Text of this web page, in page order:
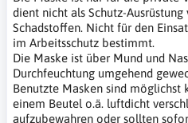
dient nicht als Schutz-
Schadstoffen. Nicht für den
im Arbeitsschutz bestimmt.
Die Maske ist über Mund und
Durchfeuchtung umgehend
Benutzte Masken sind möglichst
einem Beutel o.ä. luftdicht
aufzubewahren oder sollten